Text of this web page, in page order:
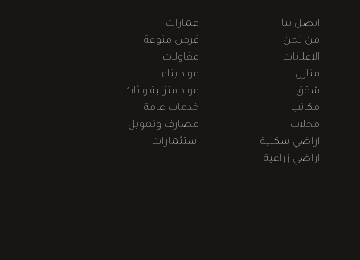
اتصل بنا
من نحن
الاعلانات
منازل
شقق
مكاتب
محلات
اراضي سكنية
اراضي زراعية
عمارات
فرص منوعة
مقاولات
مواد بناء
مواد منزلية واثاث
خدمات عامة
مصارف وتمويل
استثمارات